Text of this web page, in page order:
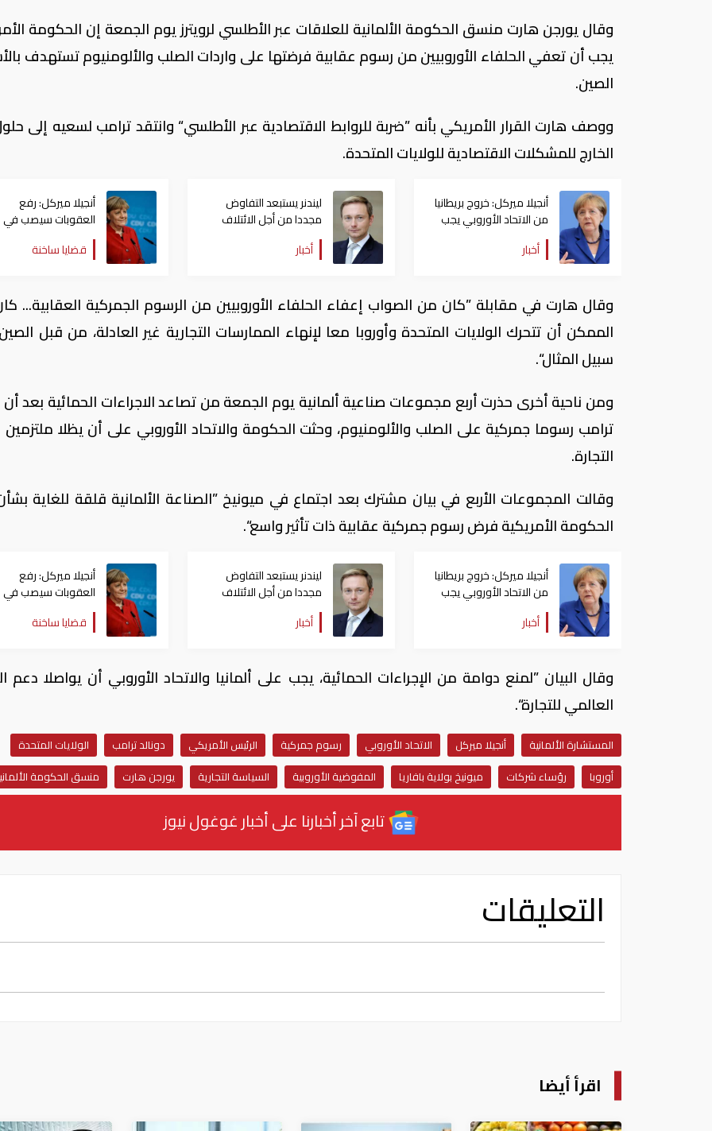
وقال يورجن هارت منسق الحكومة الألمانية للعلاقات عبر الأطلسي لرويترز يوم الجمعة إن الحكومة
يجب أن تعفي الحلفاء الأوروبيين من رسوم عقابية فرضتها على واردات الصلب والألومنيوم تستهدف
الصين.
ووصف هارت القرار الأمريكي بأنه ”ضربة للروابط الاقتصادية عبر الأطلسي“ وانتقد ترامب لسعيه إلى
الخارج للمشكلات الاقتصادية للولايات المتحدة.
أنجيلا ميركل: خروج بريطانيا
من الاتحاد الأوروبي يجب
أن يحقق "توازنا منصفا"
أخبار
ليندنر يستبعد التفاوض
مجددا من أجل الائتلاف
الحكومي مع أنجيلا ميركل
أخبار
أنجيلا ميركل: رفع
العقوبات سيصب في
مصلحة ألمانيا وروسيا
قضايا ساخنة
وقال هارت في مقابلة ”كان من الصواب إعفاء الحلفاء الأوروبيين من الرسوم الجمركية العقابية...
الممكن أن تتحرك الولايات المتحدة وأوروبا معا لإنهاء الممارسات التجارية غير العادلة، من قبل
سبيل المثال“.
ومن ناحية أخرى حذرت أربع مجموعات صناعية ألمانية يوم الجمعة من تصاعد الاجراءات الحمائية بعد
ترامب رسوما جمركية على الصلب والألومنيوم، وحثت الحكومة والاتحاد الأوروبي على أن يظلا ملتزمين
التجارة.
وقالت المجموعات الأربع في بيان مشترك بعد اجتماع في ميونيخ ”الصناعة الألمانية قلقة للغاية
الحكومة الأمريكية فرض رسوم جمركية عقابية ذات تأثير واسع“.
أنجيلا ميركل: خروج بريطانيا
من الاتحاد الأوروبي يجب
أن يحقق "توازنا منصفا"
أخبار
ليندنر يستبعد التفاوض
مجددا من أجل الائتلاف
الحكومي مع أنجيلا ميركل
أخبار
أنجيلا ميركل: رفع
العقوبات سيصب في
مصلحة ألمانيا وروسيا
قضايا ساخنة
وقال البيان ”لمنع دوامة من الإجراءات الحمائية، يجب على ألمانيا والاتحاد الأوروبي أن يواصلا دعم
العالمي للتجارة“.
المستشارة الألمانية أنجيلا ميركل الاتحاد الأوروبي رسوم جمركية الرئيس الأمريكي دونالد ترامب
الولايات المتحدة
أوروبا
رؤساء شركات ميونيخ بولاية بافاريا المفوضية الأوروبية السياسة التجارية يورجن هارت منسق الحكومة
تابع آخر أخبارنا على أخبار غوغول نيوز
التعليقات
اقرأ أيضا